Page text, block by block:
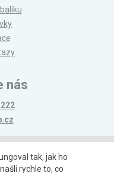
nás
tak, jak ho
rychle to, co